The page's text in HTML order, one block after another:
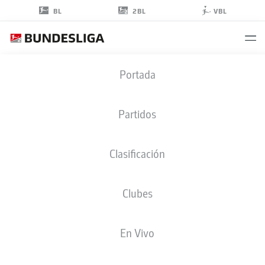
BL 2BL VBL
Portada
Partidos
Clasificación
Clubes
En Vivo